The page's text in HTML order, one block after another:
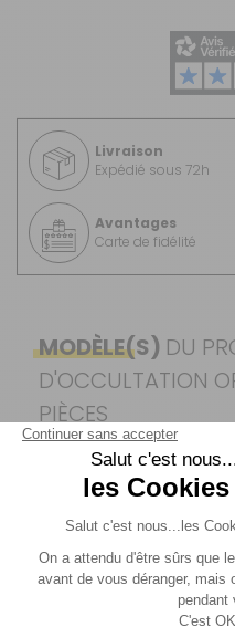
Livraison
Expédié sous 72h
Avantages
Carte de fidélité
MODÈLE(S) DU
D'OCCULTATION
PIÈCES
2024
court
porte